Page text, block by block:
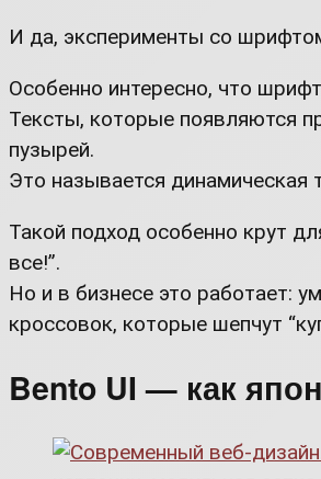
И да, эксперименты со
Особенно интересно, что
Тексты, которые появляются
пузырей.
Это называется динамическая
Такой подход особенно крут
все!”.
Но и в бизнесе это работает:
кроссовок, которые шепчут
Bento UI — как